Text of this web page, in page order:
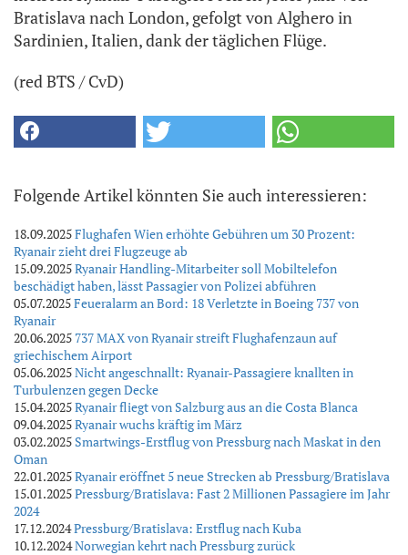
Bratislava nach London, gefolgt von Alghero in
Sardinien, Italien, dank der täglichen Flüge.
(red BTS / CvD)
Folgende Artikel könnten Sie auch interessieren:
18.09.2025Flughafen Wien erhöhte Gebühren um 30 Prozent:
Ryanair zieht drei Flugzeuge ab
15.09.2025Ryanair Handling-Mitarbeiter soll Mobiltelefon
beschädigt haben, lässt Passagier von Polizei abführen
05.07.2025Feueralarm an Bord: 18 Verletzte in Boeing 737 von
Ryanair
20.06.2025 737 MAX von Ryanair streift Flughafenzaun auf
griechischem Airport
05.06.2025Nicht angeschnallt: Ryanair-Passagiere knallten in
Turbulenzen gegen Decke
15.04.2025Ryanair fliegt von Salzburg aus an die Costa Blanca
09.04.2025Ryanair wuchs kräftig im März
03.02.2025 Smartwings-Erstflug von Pressburg nach Maskat in den
Oman
22.01.2025Ryanair eröffnet 5 neue Strecken ab Pressburg/Bratislava
15.01.2025Pressburg/Bratislava: Fast 2 Millionen Passagiere im Jahr
2024
17.12.2024Pressburg/Bratislava: Erstflug nach Kuba
10.12.2024Norwegian kehrt nach Pressburg zurück